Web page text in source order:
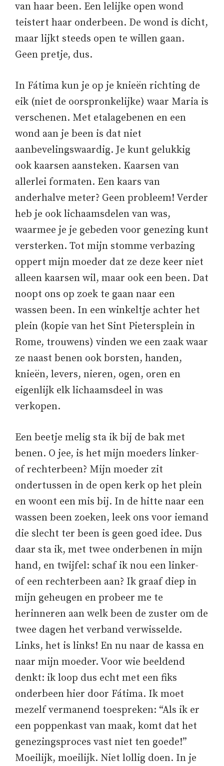
van haar been. Een lelijke open wond
teistert haar onderbeen. De wond is dicht,
maar lijkt steeds open te willen gaan.
Geen pretje, dus.
In Fátima kun je op je knieën richting de
eik (niet de oorspronkelijke) waar Maria is
verschenen. Met etalagebenen en een
wond aan je been is dat niet
aanbevelingswaardig. Je kunt gelukkig
ook kaarsen aansteken. Kaarsen van
allerlei formaten. Een kaars van
anderhalve meter? Geen probleem! Verder
heb je ook lichaamsdelen van was,
waarmee je je gebeden voor genezing kunt
versterken. Tot mijn stomme verbazing
oppert mijn moeder dat ze deze keer niet
alleen kaarsen wil, maar ook een been. Dat
noopt ons op zoek te gaan naar een
wassen been. In een winkeltje achter het
plein (kopie van het Sint Pietersplein in
Rome, trouwens) vinden we een zaak waar
ze naast benen ook borsten, handen,
knieën, levers, nieren, ogen, oren en
eigenlijk elk lichaamsdeel in was
verkopen.
Een beetje melig sta ik bij de bak met
benen. O jee, is het mijn moeders linker-
of rechterbeen? Mijn moeder zit
ondertussen in de open kerk op het plein
en woont een mis bij. In de hitte naar een
wassen been zoeken, leek ons voor iemand
die slecht ter been is geen goed idee. Dus
daar sta ik, met twee onderbenen in mijn
hand, en twijfel: schaf ik nou een linker-
of een rechterbeen aan? Ik graaf diep in
mijn geheugen en probeer me te
herinneren aan welk been de zuster om de
twee dagen het verband verwisselde.
Links, het is links! En nu naar de kassa en
naar mijn moeder. Voor wie beeldend
denkt: ik loop dus echt met een fiks
onderbeen hier door Fátima. Ik moet
mezelf vermanend toespreken: “Als ik er
een poppenkast van maak, komt dat het
genezingsproces vast niet ten goede!”
Moeilijk, moeilijk. Niet lollig doen. In je